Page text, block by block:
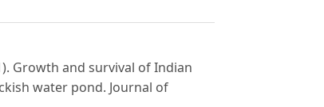
Growth and survival of Indian
water pond. Journal of